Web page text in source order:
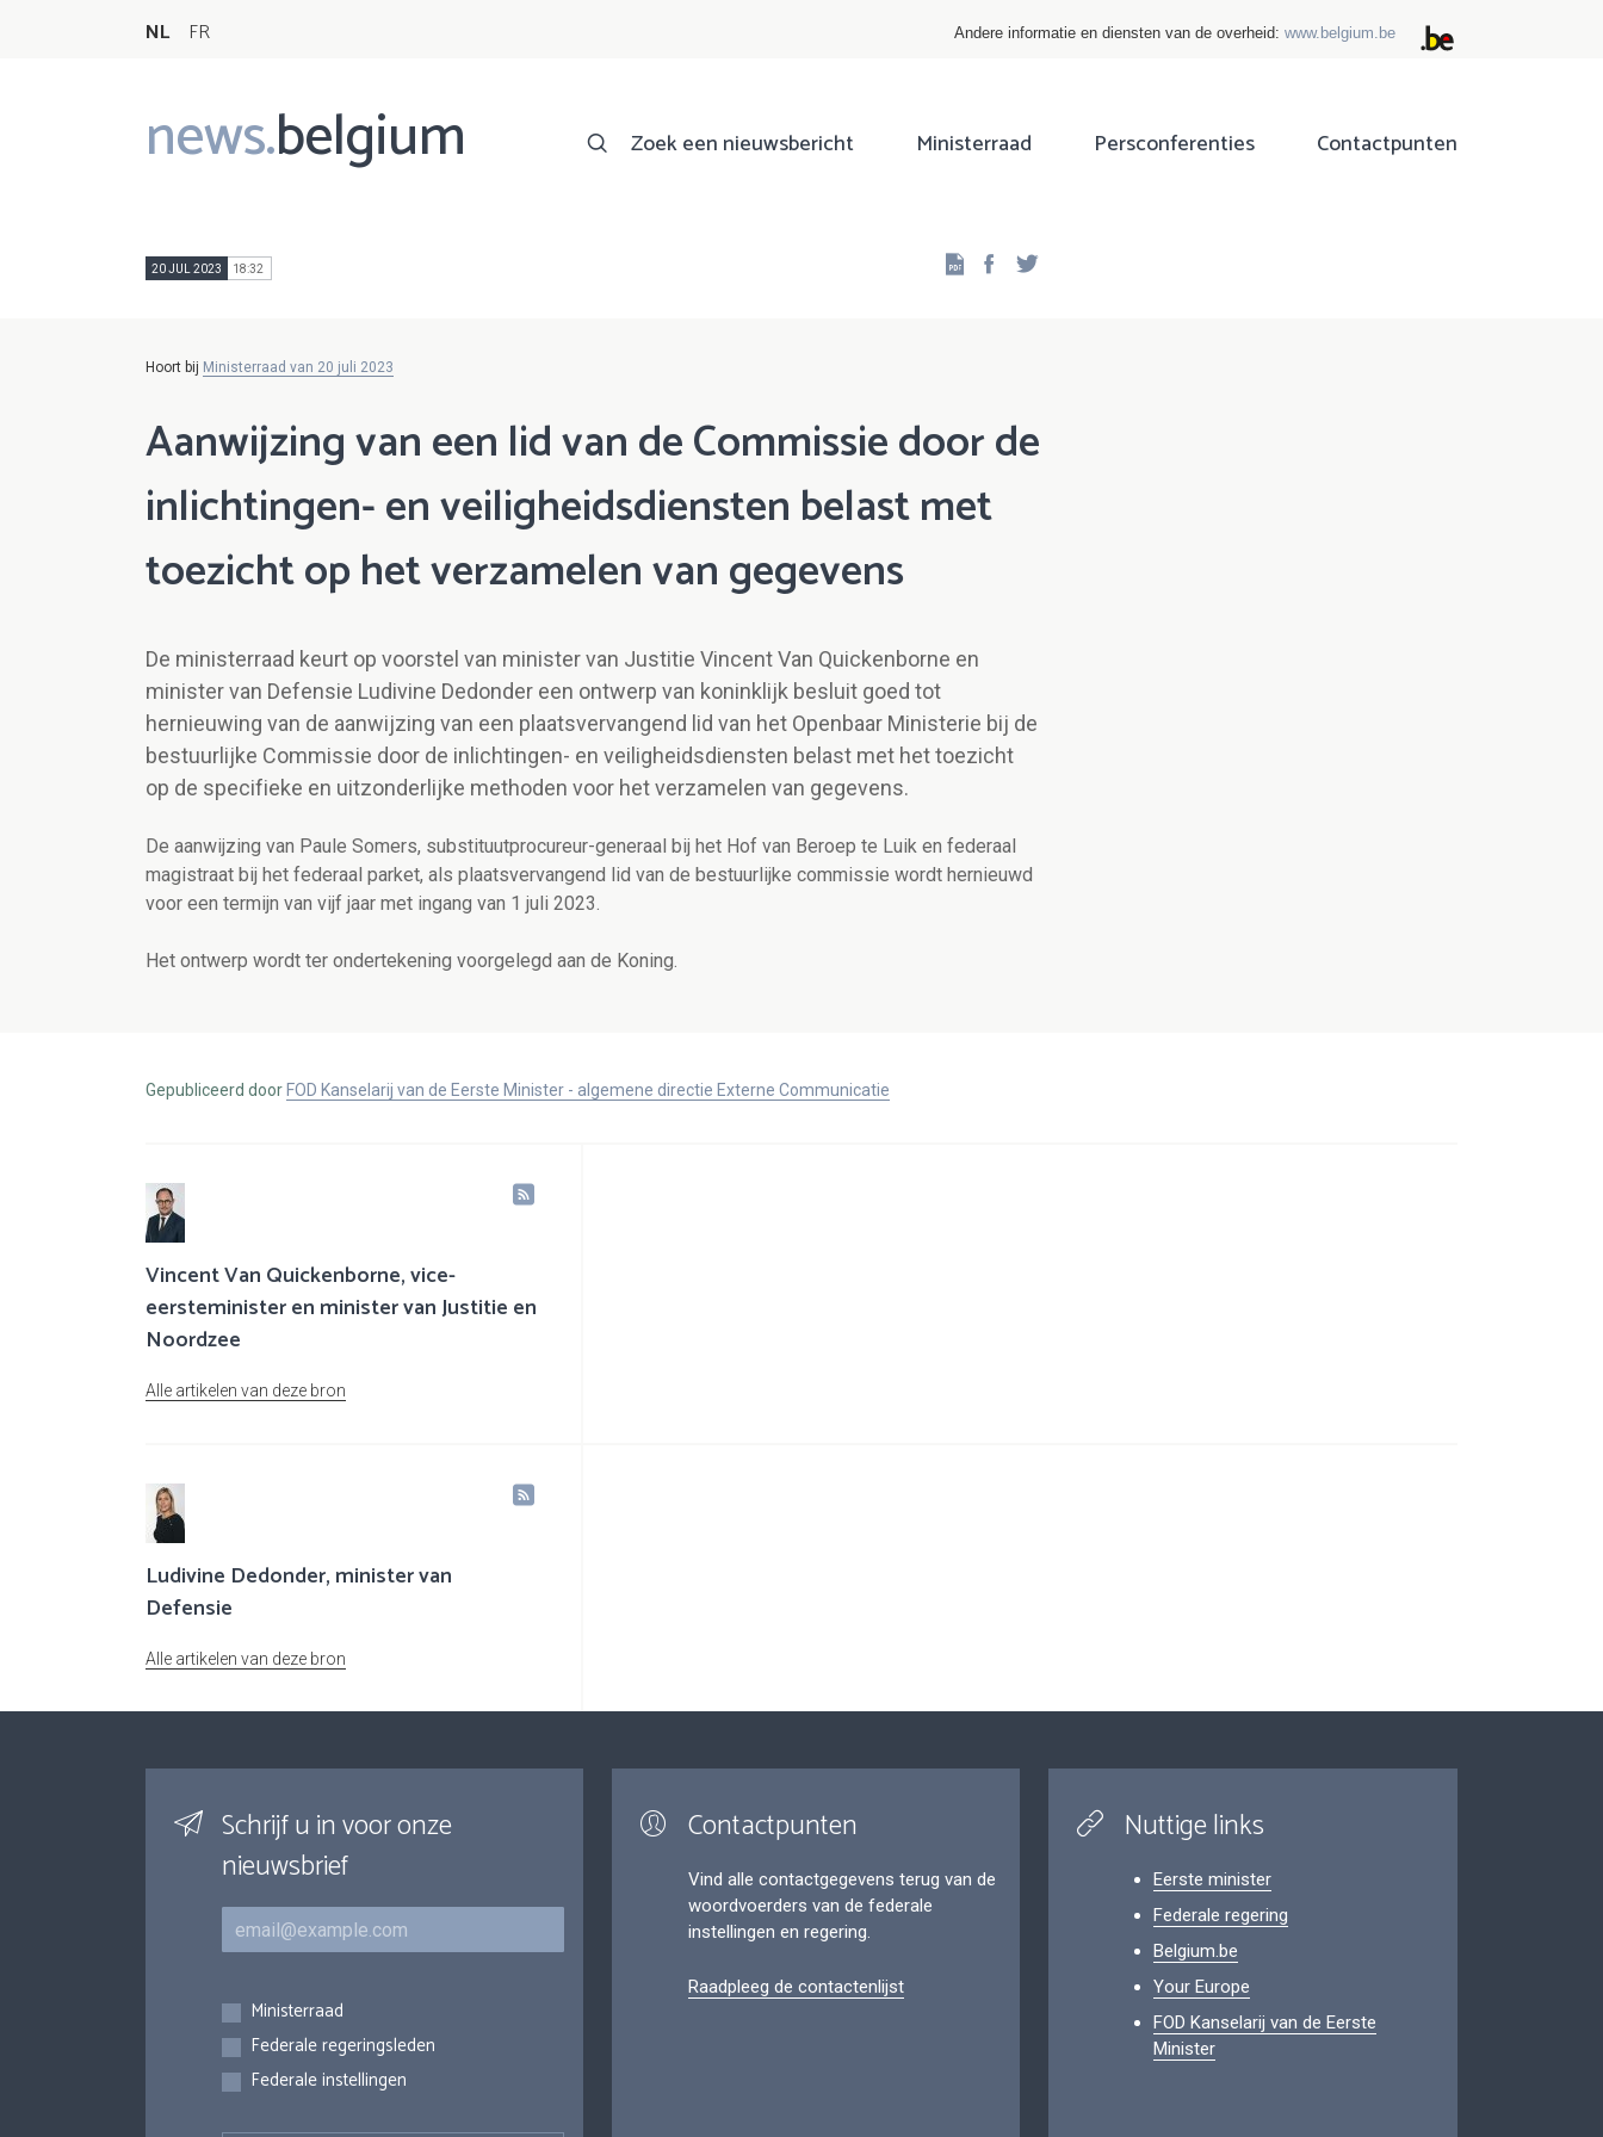
NL FR Andere informatie en diensten van de overheid: www.belgium.be
news.belgium
Main
navigation
Zoek een nieuwsbericht Ministerraad Persconferenties Contactpunten
20 JUL 2023 18:32 Facebook
Hoort bij Ministerraad van 20 juli 2023
Aanwijzing van een lid van de Commissie door de
inlichtingen- en veiligheidsdiensten belast met
toezicht op het verzamelen van gegevens
De ministerraad keurt op voorstel van minister van Justitie Vincent Van Quickenborne en
minister van Defensie Ludivine Dedonder een ontwerp van koninklijk besluit goed tot
hernieuwing van de aanwijzing van een plaatsvervangend lid van het Openbaar Ministerie bij de
bestuurlijke Commissie door de inlichtingen- en veiligheidsdiensten belast met het toezicht
op de specifieke en uitzonderlijke methoden voor het verzamelen van gegevens.
De aanwijzing van Paule Somers, substituutprocureur-generaal bij het Hof van Beroep te Luik en federaal
magistraat bij het federaal parket, als plaatsvervangend lid van de bestuurlijke commissie wordt hernieuwd
voor een termijn van vijf jaar met ingang van 1 juli 2023.
Het ontwerp wordt ter ondertekening voorgelegd aan de Koning.
Gepubliceerd door FOD Kanselarij van de Eerste Minister - algemene directie Externe Communicatie
Vincent Van Quickenborne, vice-
eersteminister en minister van Justitie en
Noordzee
Alle artikelen van deze bron
Ludivine Dedonder, minister van
Defensie
Alle artikelen van deze bron
Schrijf u in voor onze
nieuwsbrief
E-mail
Inschrijvingen
Ministerraad
Federale regeringsleden
Federale instellingen
Contactpunten
Vind alle contactgegevens terug van de
woordvoerders van de federale
instellingen en regering.
Raadpleeg de contactenlijst
Nuttige links
Eerste minister
Federale regering
Belgium.be
Your Europe
FOD Kanselarij van de Eerste
Minister